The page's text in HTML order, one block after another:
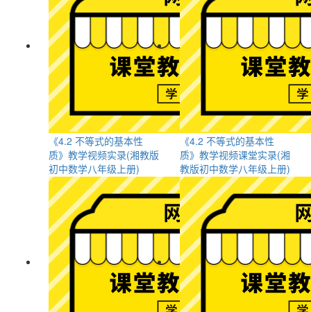
《4.2 不等式的基本性
质》教学视频实录(湘教版
初中数学八年级上册)
《4.2 不等式的基本性
质》教学视频课堂实录(湘
教版初中数学八年级上册)